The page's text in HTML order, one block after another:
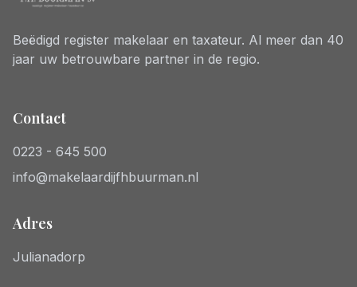
Beëdigd register makelaar en taxateur. Al meer dan 40
jaar uw betrouwbare partner in de regio.
Contact
0223 - 645 500
info@makelaardijfhbuurman.nl
Adres
Julianadorp